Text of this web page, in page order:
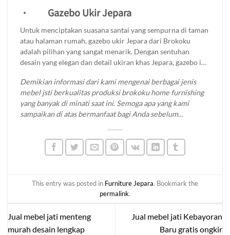
ruangan.Anda bisa menyimpan pakaian, aksesori, dan
tetap terorganisir. Selain fungsionalitasnya, lemari baju ukir
kayu jati juga memberikan nilai estetika yang tinggi,
menjadikannya investasi yang tidak hanya praktis tetapi
juga meningkatkan keindahan interior rumah Anda.
· Gazebo Ukir Jepara
Untuk menciptakan suasana santai yang sempurna di taman
atau halaman rumah, gazebo ukir Jepara dari Brokoku
adalah pilihan yang sangat menarik. Dengan sentuhan
desain yang elegan dan detail ukiran khas Jepara, gazebo ini
menambah estetika ruangan outdoor Anda. Gazebo ini siap
menjadi spot favorit untuk bersantai bersama keluarga dan
teman-teman. Dapatkan kenyamanan dan keindahan yang
akan membuat setiap momen di luar rumah menjadi lebih
Demikian informasi dari kami mengenai berbagai jenis
mebel jsti berkualitas produksi brokoku home furnishing
yang banyak di minati saat ini. Semoga apa yang kami
sampaikan di atas bermanfaat bagi Anda sebelum
kami silahkan menujuproduk katalog
di website
brokoku.com , silakan klik tombol WA untuk info lebih
This entry was posted in Furniture Jepara. Bookmark the
permalink.
Jual mebel jati menteng
murah desain lengkap
Jual mebel jati Kebayoran
Baru gratis ongkir